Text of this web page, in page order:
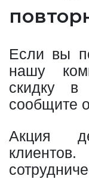
Если вы
нашу
скидку в
сообщите
Акция